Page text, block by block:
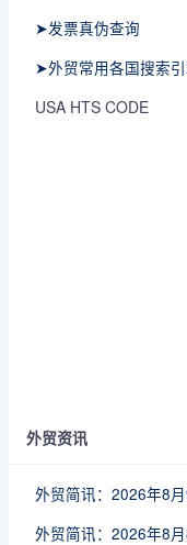
➤发票真伪查询
➤外贸常用各国搜索
USA HTS CODE
外贸资讯
外贸简讯：2026年8
外贸简讯：2026年8